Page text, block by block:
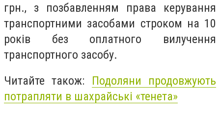
грн., з позбавленням права керування
транспортними засобами строком на 10
років без оплатного вилучення
транспортного засобу.
Читайте також: Подоляни продовжують
потрапляти в шахрайські «тенета»